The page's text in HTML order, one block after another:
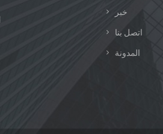
خبر
اتصل بنا
المدونة